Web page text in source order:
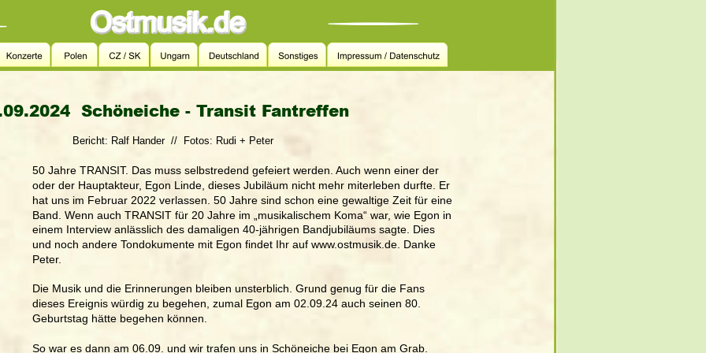
Schöneiche - Transit Fantreffen
Bericht: Ralf Hander  //  Fotos: Rudi + Peter
50 Jahre TRANSIT. Das muss selbstredend gefeiert werden. Auch wenn einer der
oder der Hauptakteur, Egon Linde, dieses Jubiläum nicht mehr miterleben durfte. Er
hat uns im Februar 2022 verlassen. 50 Jahre sind schon eine gewaltige Zeit für eine
Band. Wenn auch TRANSIT für 20 Jahre im „musikalischem Koma“ war, wie Egon in
einem Interview anlässlich des damaligen 40-jährigen Bandjubiläums sagte. Dies
und noch andere Tondokumente mit Egon findet Ihr auf www.ostmusik.de. Danke
Peter.
Die Musik und die Erinnerungen bleiben unsterblich. Grund genug für die Fans
dieses Ereignis würdig zu begehen, zumal Egon am 02.09.24 auch seinen 80.
Geburtstag hätte begehen können.
So war es dann am 06.09. und wir trafen uns in Schöneiche bei Egon am Grab.